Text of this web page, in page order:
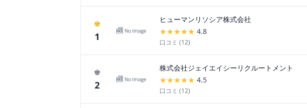
♚
1
ヒューマンリソシア株式会社
★★★★★ 4.8
口コミ (12)
♚
2
株式会社ジェイエイシーリクルートメント
★★★★★ 4.5
口コミ (12)